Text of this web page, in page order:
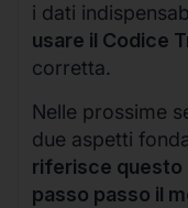
i dati
usare il Codice
corretta.
Nelle prossime
due aspetti
riferisce questo
passo passo il